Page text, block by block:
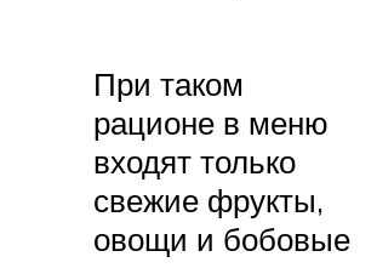
При таком
рационе в меню
входят только
свежие фрукты,
овощи и бобовые